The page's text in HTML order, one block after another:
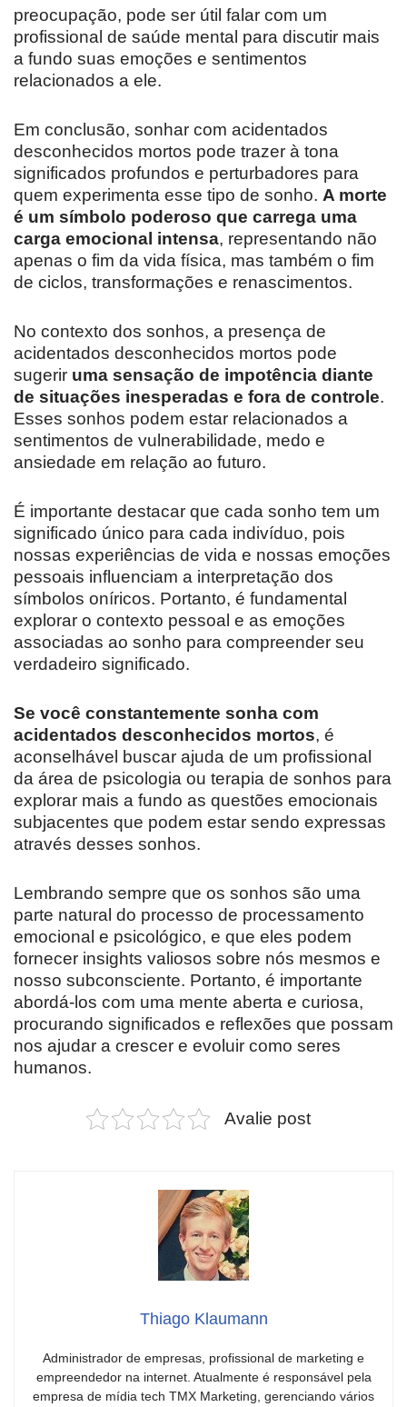
preocupação, pode ser útil falar com um
profissional de saúde mental para discutir mais
a fundo suas emoções e sentimentos
relacionados a ele.
Em conclusão, sonhar com acidentados
desconhecidos mortos pode trazer à tona
significados profundos e perturbadores para
quem experimenta esse tipo de sonho. A morte
é um símbolo poderoso que carrega uma
carga emocional intensa, representando não
apenas o fim da vida física, mas também o fim
de ciclos, transformações e renascimentos.
No contexto dos sonhos, a presença de
acidentados desconhecidos mortos pode
sugerir uma sensação de impotência diante
de situações inesperadas e fora de controle.
Esses sonhos podem estar relacionados a
sentimentos de vulnerabilidade, medo e
ansiedade em relação ao futuro.
É importante destacar que cada sonho tem um
significado único para cada indivíduo, pois
nossas experiências de vida e nossas emoções
pessoais influenciam a interpretação dos
símbolos oníricos. Portanto, é fundamental
explorar o contexto pessoal e as emoções
associadas ao sonho para compreender seu
verdadeiro significado.
Se você constantemente sonha com
acidentados desconhecidos mortos, é
aconselhável buscar ajuda de um profissional
da área de psicologia ou terapia de sonhos para
explorar mais a fundo as questões emocionais
subjacentes que podem estar sendo expressas
através desses sonhos.
Lembrando sempre que os sonhos são uma
parte natural do processo de processamento
emocional e psicológico, e que eles podem
fornecer insights valiosos sobre nós mesmos e
nosso subconsciente. Portanto, é importante
abordá-los com uma mente aberta e curiosa,
procurando significados e reflexões que possam
nos ajudar a crescer e evoluir como seres
humanos.
Avalie post
Thiago Klaumann
Administrador de empresas, profissional de marketing e
empreendedor na internet. Atualmente é responsável pela
empresa de mídia tech TMX Marketing, gerenciando vários